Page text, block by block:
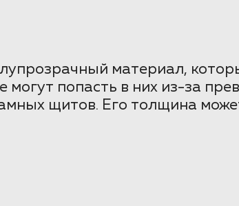
материал,
попасть в них из-за
щитов. Его толщина